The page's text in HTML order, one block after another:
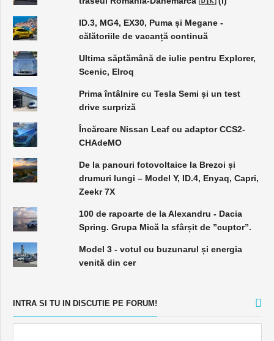
ID.3, MG4, EX30, Puma și Megane -
călătoriile de vacanță continuă
Ultima săptămână de iulie pentru Explorer,
Scenic, Elroq
Prima întâlnire cu Tesla Semi și un test
drive surpriză
Încărcare Nissan Leaf cu adaptor CCS2-
CHAdeMO
De la panouri fotovoltaice la Brezoi și
drumuri lungi – Model Y, ID.4, Enyaq, Capri,
Zeekr 7X
100 de rapoarte de la Alexandru - Dacia
Spring. Grupa Mică la sfârșit de ”cuptor”.
Model 3 - votul cu buzunarul și energia
venită din cer
INTRA SI TU IN DISCUTIE PE FORUM!